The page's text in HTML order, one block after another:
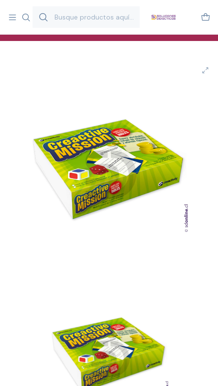
y estimulación infantil en Chile.
Especialistas en recursos educativos para aulas, terapeutas y